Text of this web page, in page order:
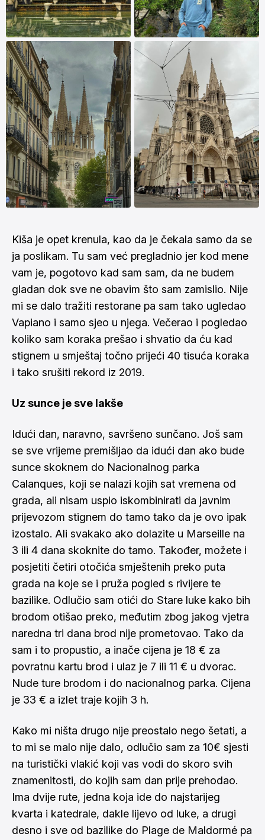
Kiša je opet krenula, kao da je čekala samo da se
ja poslikam. Tu sam već pregladnio jer kod mene
vam je, pogotovo kad sam sam, da ne budem
gladan dok sve ne obavim što sam zamislio. Nije
mi se dalo tražiti restorane pa sam tako ugledao
Vapiano i samo sjeo u njega. Večerao i pogledao
koliko sam koraka prešao i shvatio da ću kad
stignem u smještaj točno prijeći 40 tisuća koraka
i tako srušiti rekord iz 2019.
Uz sunce je sve lakše
Idući dan, naravno, savršeno sunčano. Još sam
se sve vrijeme premišljao da idući dan ako bude
sunce skoknem do Nacionalnog parka
Calanques, koji se nalazi kojih sat vremena od
grada, ali nisam uspio iskombinirati da javnim
prijevozom stignem do tamo tako da je ovo ipak
izostalo. Ali svakako ako dolazite u Marseille na
3 ili 4 dana skoknite do tamo. Također, možete i
posjetiti četiri otočića smještenih preko puta
grada na koje se i pruža pogled s rivijere te
bazilike. Odlučio sam otići do Stare luke kako bih
brodom otišao preko, međutim zbog jakog vjetra
naredna tri dana brod nije prometovao. Tako da
sam i to propustio, a inače cijena je 18 € za
povratnu kartu brod i ulaz je 7 ili 11 € u dvorac.
Nude ture brodom i do nacionalnog parka. Cijena
je 33 € a izlet traje kojih 3 h.
Kako mi ništa drugo nije preostalo nego šetati, a
to mi se malo nije dalo, odlučio sam za 10€ sjesti
na turistički vlakić koji vas vodi do skoro svih
znamenitosti, do kojih sam dan prije prehodao.
Ima dvije rute, jedna koja ide do najstarijeg
kvarta i katedrale, dakle lijevo od luke, a drugi
desno i sve od bazilike do Plage de Maldormé pa